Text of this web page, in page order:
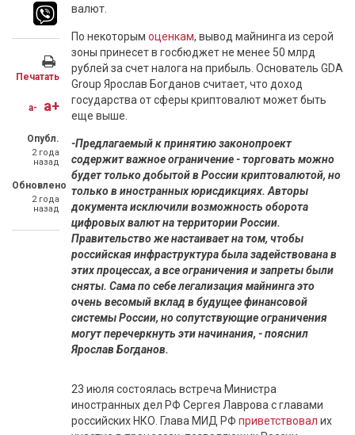
Печатать
a- a+
Опубл.
2 года
назад
Обновлено
2 года
назад
валют.
По некоторым оценкам, вывод майнинга из серой
зоны принесет в госбюджет не менее 50 млрд
рублей за счет налога на прибыль. Основатель GDA
Group Ярослав Богданов считает, что доход
государства от сферы криптовалют может быть
еще выше.
-Предлагаемый к принятию законопроект
содержит важное ограничение - торговать можно
будет только добытой в России криптовалютой, но
только в иностранных юрисдикциях. Авторы
документа исключили возможность оборота
цифровых валют на территории России.
Правительство же настаивает на том, чтобы
российская инфраструктура была задействована в
этих процессах, а все ограничения и запреты были
сняты. Сама по себе легализация майнинга это
очень весомый вклад в будущее финансовой
системы России, но сопутствующие ограничения
могут перечеркнуть эти начинания, - пояснил
Ярослав Богданов.
23 июля состоялась встреча Министра
иностранных дел РФ Сергея Лаврова с главами
российских НКО. Глава МИД РФ приветствовал их